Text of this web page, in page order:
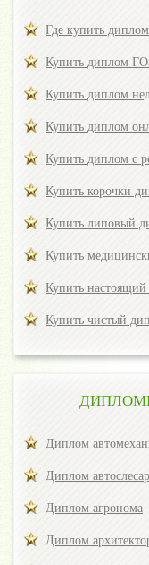
Где купить диплом
Купить диплом
Купить диплом
Купить диплом
Купить диплом с
Купить корочки
Купить липовый
Купить
Купить
Купить чистый
Диплом
Диплом
Диплом агронома
Диплом